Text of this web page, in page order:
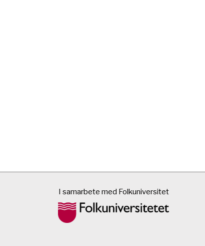
I samarbete med Folkuniversitet